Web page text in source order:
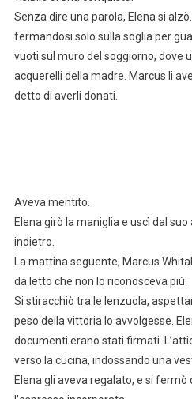
Senza dire una parola, Elena si
fermandosi solo sulla soglia per
vuoti sul muro del soggiorno, dove
acquerelli della madre. Marcus li
detto di averli donati.
Aveva mentito.
Elena girò la maniglia e uscì dal
indietro.
La mattina seguente, Marcus
da letto che non lo riconosceva più.
Si stiracchiò tra le lenzuola,
peso della vittoria lo avvolgesse.
documenti erano stati firmati.
verso la cucina, indossando una
Elena gli aveva regalato, e si